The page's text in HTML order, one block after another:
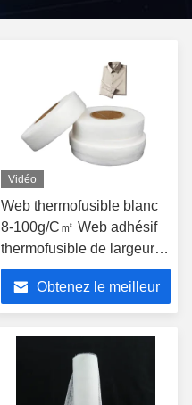
Vidéo
Web thermofusible blanc
8-100g/C㎡ Web adhésif
thermofusible de largeur
de 1200mm pour des
acheteurs de B2B
Obtenez le meilleur